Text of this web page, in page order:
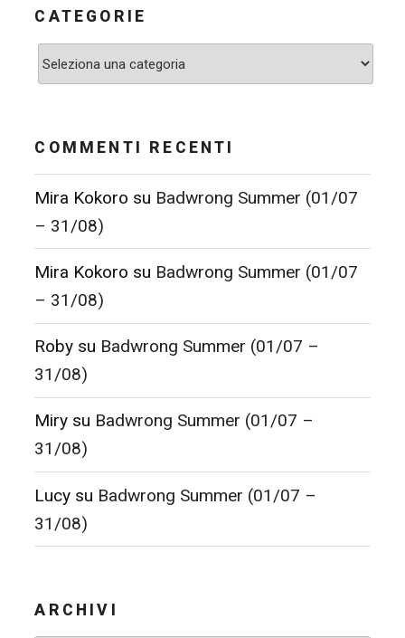
CATEGORIE
Categorie
COMMENTI RECENTI
Mira Kokoro su Badwrong Summer (01/07
– 31/08)
Mira Kokoro su Badwrong Summer (01/07
– 31/08)
Roby su Badwrong Summer (01/07 –
31/08)
Miry su Badwrong Summer (01/07 –
31/08)
Lucy su Badwrong Summer (01/07 –
31/08)
ARCHIVI